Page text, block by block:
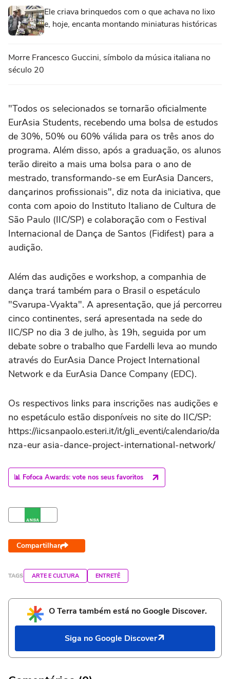
Ele criava brinquedos com o que achava no lixo
e, hoje, encanta montando miniaturas históricas
Morre Francesco Guccini, símbolo da música italiana no
século 20
"Todos os selecionados se tornarão oficialmente
EurAsia Students, recebendo uma bolsa de estudos
de 30%, 50% ou 60% válida para os três anos do
programa. Além disso, após a graduação, os alunos
terão direito a mais uma bolsa para o ano de
mestrado, transformando-se em EurAsia Dancers,
dançarinos profissionais", diz nota da iniciativa, que
conta com apoio do Instituto Italiano de Cultura de
São Paulo (IIC/SP) e colaboração com o Festival
Internacional de Dança de Santos (Fidifest) para a
audição.
Além das audições e workshop, a companhia de
dança trará também para o Brasil o espetáculo
"Svarupa-Vyakta". A apresentação, que já percorreu
cinco continentes, será apresentada na sede do
IIC/SP no dia 3 de julho, às 19h, seguida por um
debate sobre o trabalho que Fardelli leva ao mundo
através do EurAsia Dance Project International
Network e da EurAsia Dance Company (EDC).
Os respectivos links para inscrições nas audições e
no espetáculo estão disponíveis no site do IIC/SP:
https://iicsanpaolo.esteri.it/it/gli_eventi/calendario/da
nza-eur asia-dance-project-international-network/
📊 Fofoca Awards: vote nos seus favoritos
Compartilhar
TAGS ARTE E CULTURA ENTRETÊ
O Terra também está no Google Discover.
Siga no Google Discover